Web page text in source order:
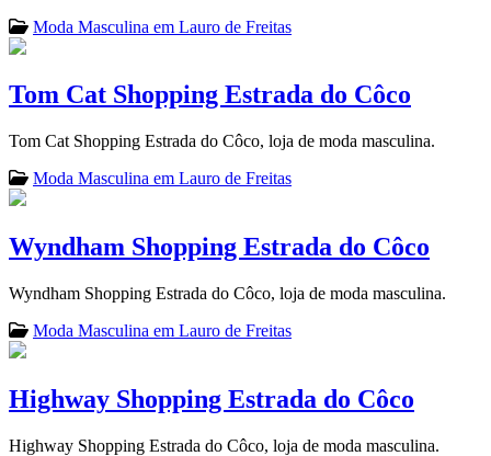
Moda Masculina em Lauro de Freitas
Tom Cat Shopping Estrada do Côco
Tom Cat Shopping Estrada do Côco, loja de moda masculina.
Moda Masculina em Lauro de Freitas
Wyndham Shopping Estrada do Côco
Wyndham Shopping Estrada do Côco, loja de moda masculina.
Moda Masculina em Lauro de Freitas
Highway Shopping Estrada do Côco
Highway Shopping Estrada do Côco, loja de moda masculina.